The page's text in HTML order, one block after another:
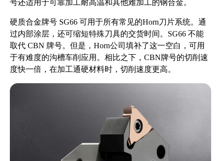
号还适用于可靠加工耐高温和其他难加工的钢合金。
硬质合金牌号 SG66 可用于所有常见的Horn刀片系统。通
过内部涂层，还可缩短特殊刀具的交货时间。SG66 不能
取代 CBN 牌号。但是，Horn公司填补了这一空白，可用
于有难度的沟槽车削应用。相比之下，CBN牌号的切削速
度快一倍，在加工通硬材料时，切削速度更高。